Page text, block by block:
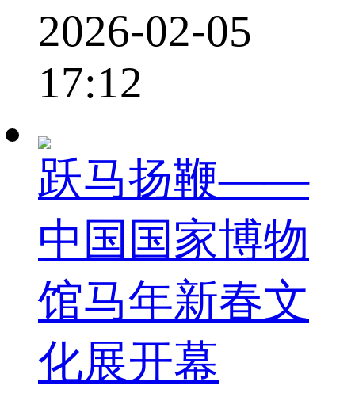
2026-02-05
17:12
跃马扬鞭——
中国国家博物
馆马年新春文
化展开幕